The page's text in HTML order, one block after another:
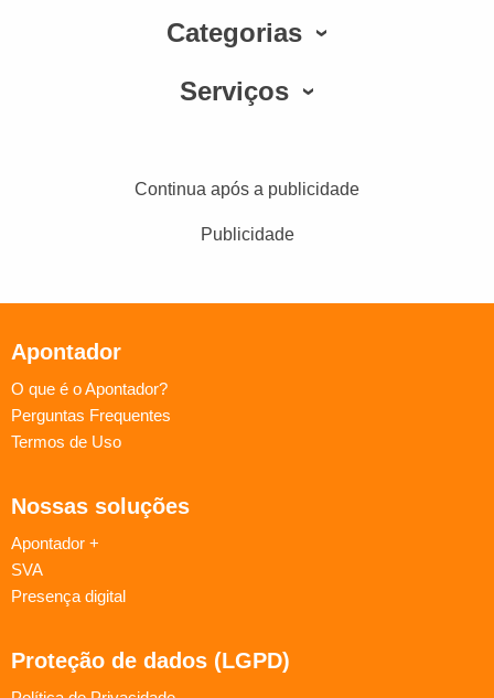
Categorias
Serviços
Continua após a publicidade
Publicidade
Apontador
O que é o Apontador?
Perguntas Frequentes
Termos de Uso
Nossas soluções
Apontador +
SVA
Presença digital
Proteção de dados (LGPD)